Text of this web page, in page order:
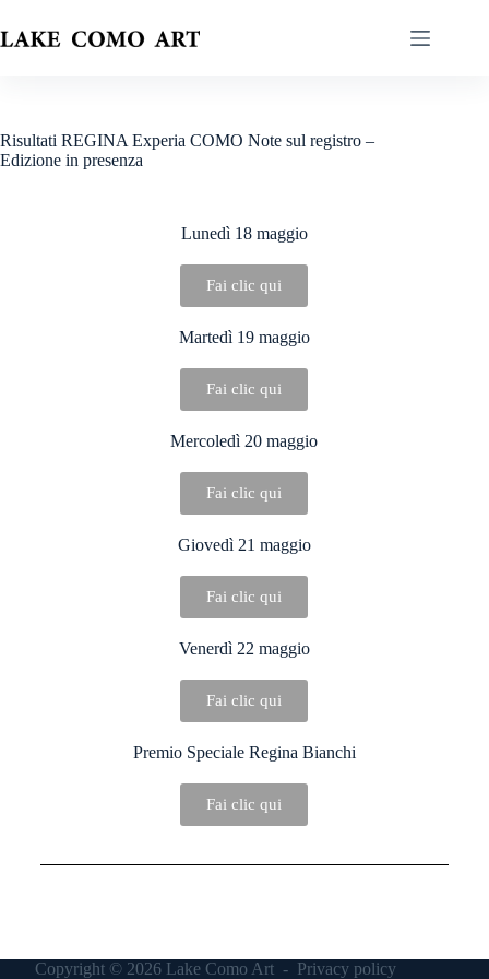
Risultati REGINA Experia COMO Note sul registro –
Edizione in presenza
Lunedì 18 maggio
Fai clic qui
Martedì 19 maggio
Fai clic qui
Mercoledì 20 maggio
Fai clic qui
Giovedì 21 maggio
Fai clic qui
Venerdì 22 maggio
Fai clic qui
Premio Speciale Regina Bianchi
Fai clic qui
Copyright © 2026 Lake Como Art - Privacy policy